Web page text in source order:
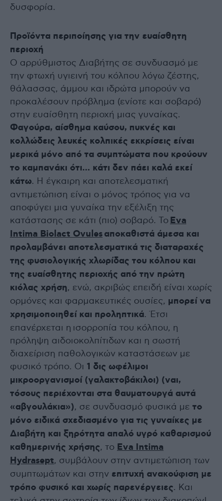
δυσφορία.
Προϊόντα περιποίησης για την ευαίσθητη
περιοχή
Ο αρρύθμιστος Διαβήτης σε συνδυασμό με
την φτωχή υγιεινή του κόλπου λόγω ζέστης,
θάλασσας, άμμου και ιδρώτα μπορούν να
προκαλέσουν πρόβλημα (ενίοτε και σοβαρό)
στην ευαίσθητη περιοχή μιας γυναίκας.
Φαγούρα, αίσθημα καύσου, πυκνές και
κολλώδεις λευκές κολπικές εκκρίσεις είναι
μερικά μόνο από τα συμπτώματα που κρούουν
το καμπανάκι ότι… κάτι δεν πάει καλά εκεί
κάτω. Η έγκαιρη και αποτελεσματική
αντιμετώπιση είναι ο μόνος τρόπος για να
αποφύγει μια γυναίκα την εξέλιξη της
κατάστασης σε κάτι (πιο) σοβαρό. ΤοEva
Intima Biolact Ovulesαποκαθιστά άμεσα και
προλαμβάνει αποτελεσματικά τις διαταραχές
της φυσιολογικής χλωρίδας του κόλπου και
της ευαίσθητης περιοχής από την πρώτη
κιόλας χρήση, ενώ, ακριβώς επειδή είναι χωρίς
ορμόνες και φαρμακευτικές ουσίες, μπορεί να
χρησιμοποιηθεί και προληπτικά. Έτσι
επανέρχεται η ισορροπία του κόλπου, η
πρόληψη αιδοιοκολπίτιδων και η σωστή
διαχείριση παθολογικών καταστάσεων με
φυσικό τρόπο. Οι 1 δις ωφέλιμοι
μικροοργανισμοί (γαλακτοβάκιλοι) (ναι,
τόσους περιέχονται στα θαυματουργά αυτά
«αβγουλάκια»), σε συνδυασμό φυσικά με το
μόνο ειδικά σχεδιασμένο για τις γυναίκες με
Διαβήτη και ξηρότητα απαλό υγρό καθαρισμού
καθημερινής χρήσης, το Eva Intima
Hydrasept, συμβάλουν στην αντιμετώπιση των
συμπτωμάτων και στην επιτυχή ανακούφιση με
τρόπο φυσικό και χωρίς παρενέργειες. Και